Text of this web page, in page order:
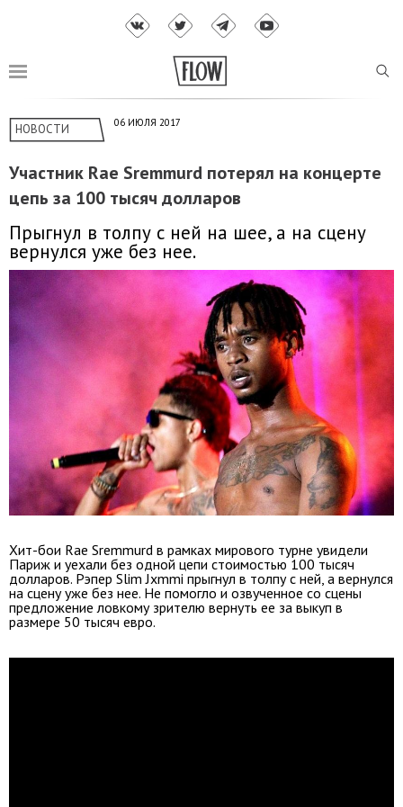
НОВОСТИ 06 ИЮЛЯ 2017
Участник Rae Sremmurd потерял на концерте
цепь за 100 тысяч долларов
Прыгнул в толпу с ней на шее, а на сцену
вернулся уже без нее.
Хит-бои Rae Sremmurd в рамках мирового турне увидели
Париж и уехали без одной цепи стоимостью 100 тысяч
долларов. Рэпер Slim Jxmmi прыгнул в толпу с ней, а вернулся
на сцену уже без нее. Не помогло и озвученное со сцены
предложение ловкому зрителю вернуть ее за выкуп в
размере 50 тысяч евро.